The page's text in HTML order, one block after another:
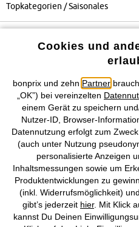
Topkategorien / Saisonales
Mehr von
Preisangaben inkl.
AGB Datenschutz
Vertrag
©2026 bonprix.Alle
Cookies und
bonprix und zehn Partner
„OK”) bei vereinzelten
einem Gerät zu speichern
Nutzer-ID, Browser-
Datennutzung erfolgt zum
(auch unter Nutzung
personalisierte Anzeigen
Inhaltsmessungen sowie um
Produktentwicklungen zu
(inkl. Widerrufsmöglichkeit)
gibt’s jederzeit hier. Mit Klick
kannst Du Deinen